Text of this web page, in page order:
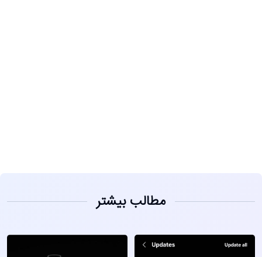
مطالب بیشتر